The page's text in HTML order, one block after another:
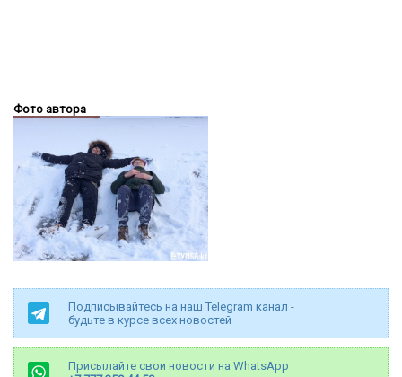
Фото автора
Подписывайтесь на наш Telegram канал -
будьте в курсе всех новостей
Присылайте свои новости на WhatsApp